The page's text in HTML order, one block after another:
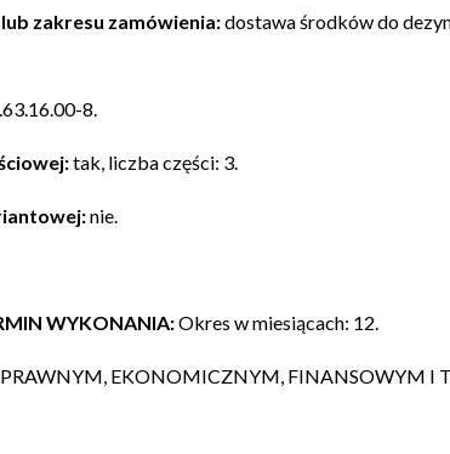
zakresu zamówienia:dostawa środków do
8.
tak, liczba części: 3.
nie.
WYKONANIA:Okres w miesiącach: 12.
PRAWNYM, EKONOMICZNYM, FINANSOWYM I